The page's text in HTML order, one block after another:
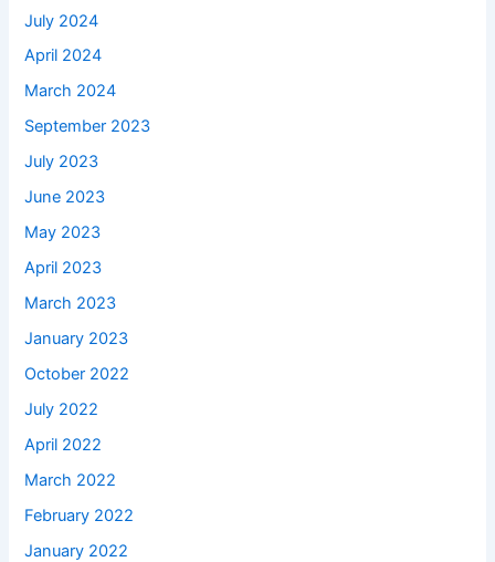
July 2024
April 2024
March 2024
September 2023
July 2023
June 2023
May 2023
April 2023
March 2023
January 2023
October 2022
July 2022
April 2022
March 2022
February 2022
January 2022